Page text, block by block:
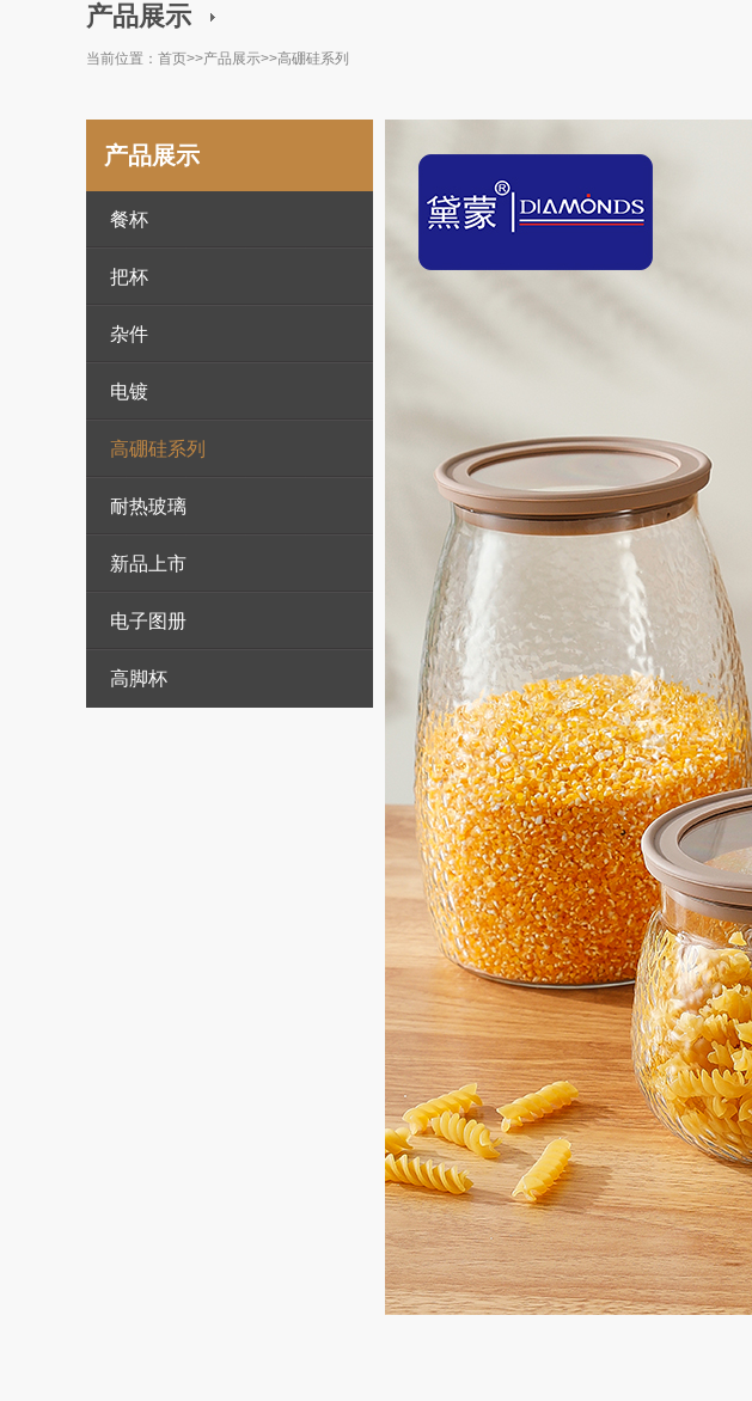
产品展示
当前位置： 首页>>产品展示>>高硼硅系列
产品展示
餐杯
把杯
杂件
电镀
高硼硅系列
耐热玻璃
新品上市
电子图册
高脚杯